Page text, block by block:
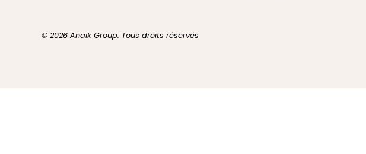
© 2026 Anaïk Group. Tous droits réservés